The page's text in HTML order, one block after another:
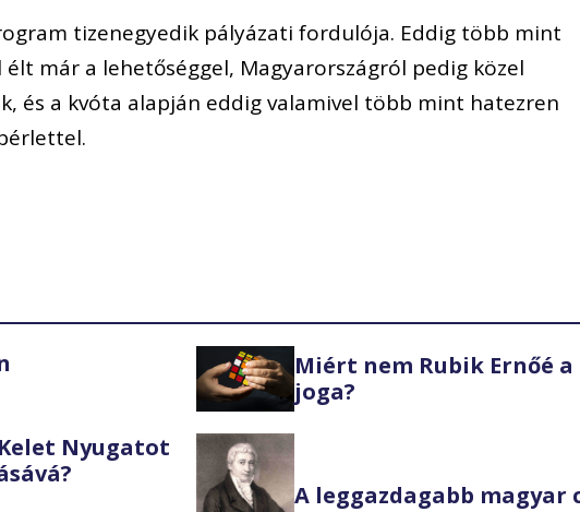
tizenegyedik pályázati fordulója. Eddig több mint
már a lehetőséggel, Magyarországról pedig közel
és a kvóta alapján eddig valamivel több mint hatezren
Miért nem Rubik Ernőé
joga?
Nyugatot
A leggazdagabb magyar